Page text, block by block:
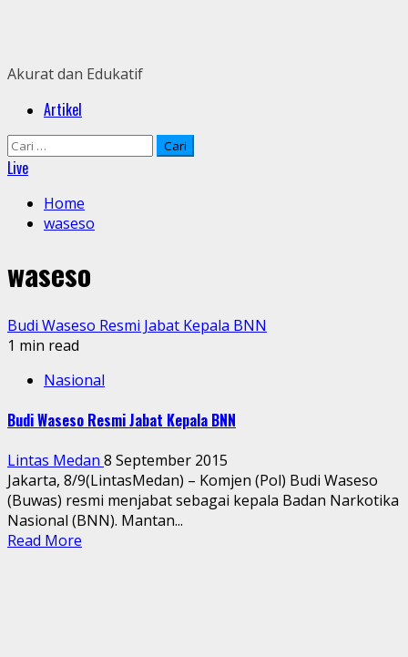
Akurat dan Edukatif
PrimaryArtikel
Cari
untuk:
Live
Home
waseso
waseso
Budi Waseso Resmi Jabat Kepala BNN
1 min read
Nasional
Budi Waseso Resmi Jabat Kepala BNN
Lintas Medan 8 September 2015
Jakarta, 8/9(LintasMedan) – Komjen (Pol) Budi Waseso
(Buwas) resmi menjabat sebagai kepala Badan Narkotika
Nasional (BNN). Mantan...
Read More